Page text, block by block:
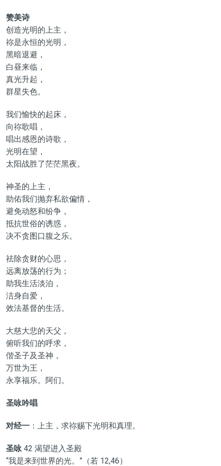
赞美诗
创造光明的上主，
祢是永恒的光明，
黑暗退避，
白昼来临，
真光升起，
群星失色。
我们愉快的起床，
向祢歌唱，
唱出感恩的诗歌，
光明在望，
太阳战胜了茫茫黑夜。
神圣的上主，
助佑我们抛弃私欲偏情，
避免动怒和纷争，
抵抗世俗的诱惑，
决不贪图口腹之乐。
祛除贪财的心思，
远离放荡的行为；
助我生活淡泊，
洁身自爱，
效法基督的生活。
大慈大悲的天父，
俯听我们的呼求，
偕圣子及圣神，
万世为王，
永享福乐。阿们。
圣咏吟唱
对经一：上主，求祢赐下光明和真理。
圣咏 42 渴望进入圣殿
“我是来到世界的光。”（若 12,46）